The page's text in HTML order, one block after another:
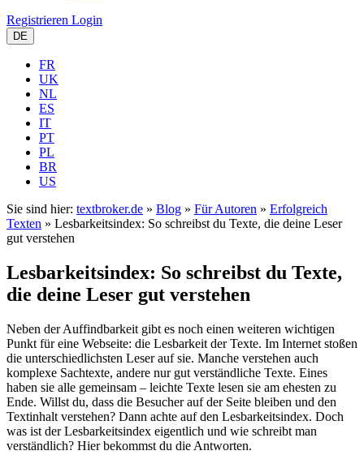
Registrieren Login
DE
FR
UK
NL
ES
IT
PT
PL
BR
US
Sie sind hier: textbroker.de » Blog » Für Autoren » Erfolgreich
Texten » Lesbarkeitsindex: So schreibst du Texte, die deine Leser
gut verstehen
Lesbarkeitsindex: So schreibst du Texte,
die deine Leser gut verstehen
Neben der Auffindbarkeit gibt es noch einen weiteren wichtigen
Punkt für eine Webseite: die Lesbarkeit der Texte. Im Internet stoßen
die unterschiedlichsten Leser auf sie. Manche verstehen auch
komplexe Sachtexte, andere nur gut verständliche Texte. Eines
haben sie alle gemeinsam – leichte Texte lesen sie am ehesten zu
Ende. Willst du, dass die Besucher auf der Seite bleiben und den
Textinhalt verstehen? Dann achte auf den Lesbarkeitsindex. Doch
was ist der Lesbarkeitsindex eigentlich und wie schreibt man
verständlich? Hier bekommst du die Antworten.